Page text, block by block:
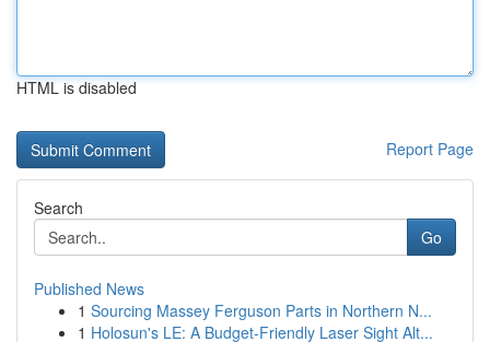
HTML is disabled
Report Page
Search
Go
Published News
1 Sourcing Massey Ferguson Parts in Northern N...
1 Holosun's LE: A Budget-Friendly Laser Sight Alt...